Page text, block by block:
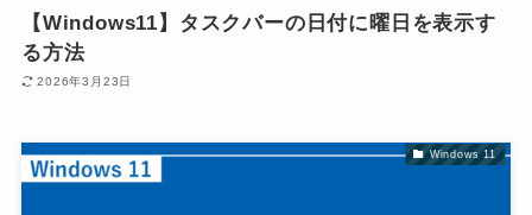
【Windows11】タスクバーの日付に曜日を表示す
る方法
2026年3月23日
Windows 11